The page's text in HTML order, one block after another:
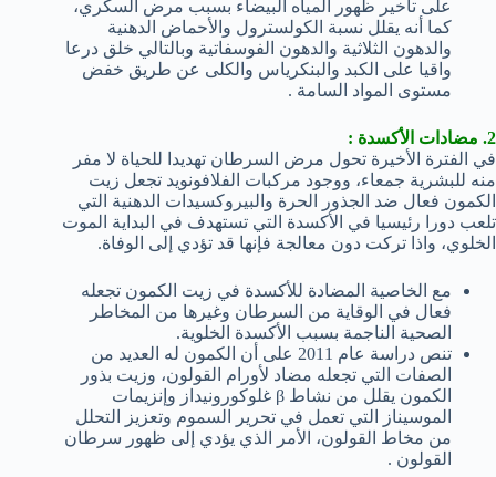
على تأخير ظهور المياه البيضاء بسبب مرض السكري،
كما أنه يقلل نسبة الكولسترول والأحماض الدهنية
والدهون الثلاثية والدهون الفوسفاتية وبالتالي خلق درعا
واقيا على الكبد والبنكرياس والكلى عن طريق خفض
مستوى المواد السامة .
2. مضادات الأكسدة :
في الفترة الأخيرة تحول مرض السرطان تهديدا للحياة لا مفر
منه للبشرية جمعاء، ووجود مركبات الفلافونويد تجعل زيت
الكمون فعال ضد الجذور الحرة والبيروكسيدات الدهنية التي
تلعب دورا رئيسيا في الأكسدة التي تستهدف في البداية الموت
الخلوي، واذا تركت دون معالجة فإنها قد تؤدي إلى الوفاة.
مع الخاصية المضادة للأكسدة في زيت الكمون تجعله
فعال في الوقاية من السرطان وغيرها من المخاطر
الصحية الناجمة بسبب الأكسدة الخلوية.
تنص دراسة عام 2011 على أن الكمون له العديد من
الصفات التي تجعله مضاد لأورام القولون، وزيت بذور
الكمون يقلل من نشاط β غلوكورونيداز وإنزيمات
الموسيناز التي تعمل في تحرير السموم وتعزيز التحلل
من مخاط القولون، الأمر الذي يؤدي إلى ظهور سرطان
القولون .